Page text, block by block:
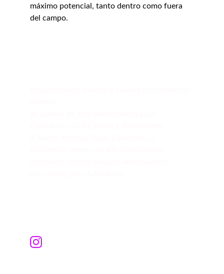
máximo potencial, tanto dentro como fuera
del campo.